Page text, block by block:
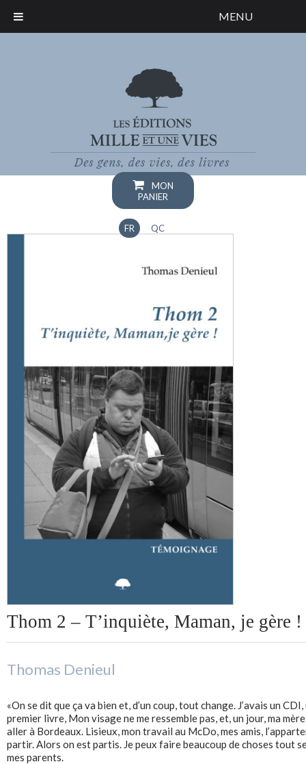
MON
PANIER
FR QC
Thom 2 – T’inquiète, Maman, je gère !
Thomas Denieul
«On se dit que ça va bien et, d’un coup, tout change. J’avais un
premier livre, Mon visage ne me ressemble pas, et, un jour, ma
aller à Bordeaux. Lisieux, mon travail au McDo, mes amis,
partir. Alors on est partis. Je peux faire beaucoup de choses tout
mes parents.
MENU